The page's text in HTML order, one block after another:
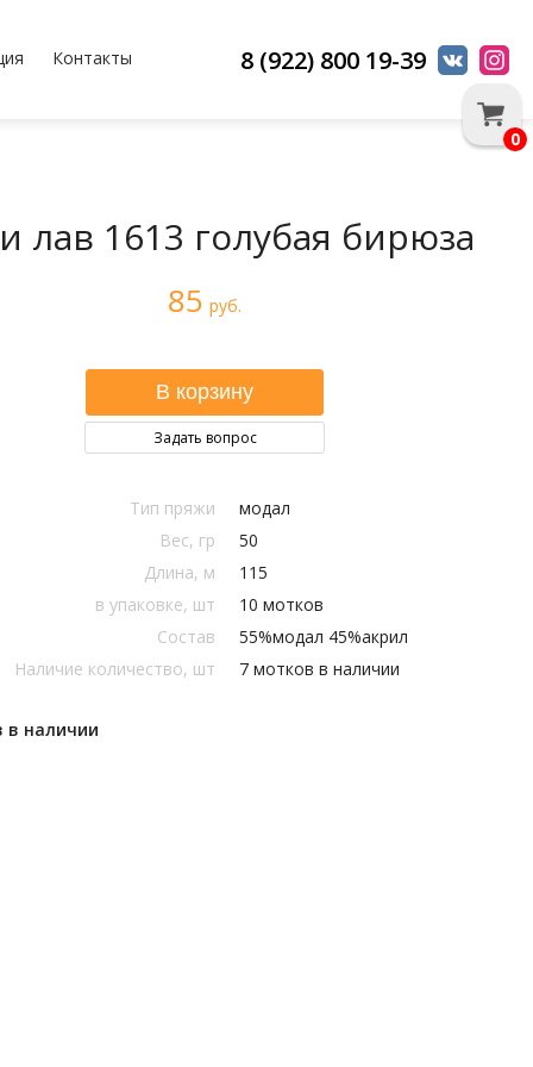
Контакты 8 (922) 800 19-39
лав 1613 голубая бирюза
85 руб.
Задать вопрос
Тип пряжи
модал
Вес, гр
50
Длина, м
115
в упаковке, шт
10 мотков
Состав
55%модал 45%акрил
Наличие количество, шт
7 мотков в наличии
в наличии
0